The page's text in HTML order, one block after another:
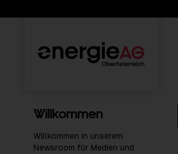
Willkommen
Willkommen in unserem
Newsroom für Medien und